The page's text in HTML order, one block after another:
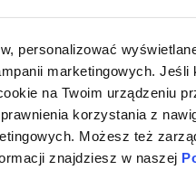
personalizować
marketingowych. Jeśli
na Twoim urządzeniu
korzystania z
Możesz też
znajdziesz w naszej
teraz